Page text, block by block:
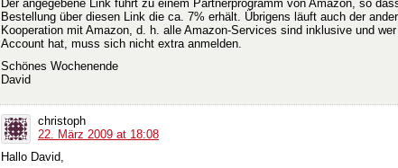
Der angegebene Link führt zu einem Partnerprogramm von Amazon, so
Bestellung über diesen Link die ca. 7% erhält. Übrigens läuft auch der
Kooperation mit Amazon, d. h. alle Amazon-Services sind inklusive und
Account hat, muss sich nicht extra anmelden.
Schönes Wochenende
David
christoph
22. März 2009 at 18:08
Hallo David,